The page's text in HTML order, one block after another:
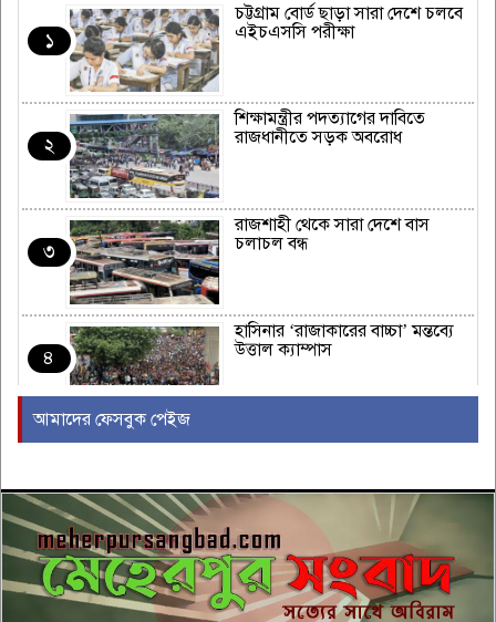
১
চট্টগ্রাম বোর্ড ছাড়া সারা দেশে চলবে
এইচএসসি পরীক্ষা
২
শিক্ষামন্ত্রীর পদত্যাগের দাবিতে
রাজধানীতে সড়ক অবরোধ
৩
রাজশাহী থেকে সারা দেশে বাস
চলাচল বন্ধ
৪
হাসিনার ‘রাজাকারের বাচ্চা’ মন্তব্যে
উত্তাল ক্যাম্পাস
৬
বন্যায় সাপের উপদ্রব বাড়ছে, চট্টগ্রামে
৭ দিনে কামড়ের শিকার ৯৩ জন
আমাদের ফেসবুক পেইজ